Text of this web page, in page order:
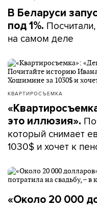
В Беларуси
под 1%.
на самом деле
КВАРТИРОСЪЕМКА
это иллюзия».
который снимает
1030$ и хочет к
«Около 20 000